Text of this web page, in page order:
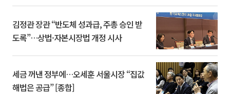
김정관 장관 “반도체 성과급, 주총 승인 받
도록”…상법·자본시장법 개정 시사
세금 꺼낸 정부에…오세훈 서울시장 “집값
해법은 공급” [종합]